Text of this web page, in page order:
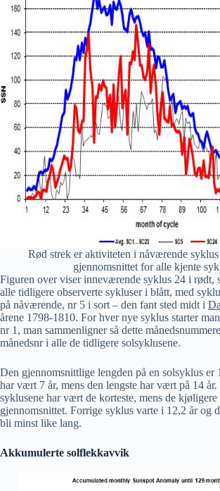
Rød strek er aktiviteten i nåværende
gjennomsnittet for alle kjente
Figuren over viser inneværende syklus 24 i rødt,
alle tidligere observerte sykluser i blått, med
på nåværende, nr 5 i sort – den fant sted midt i
årene 1798-1810. For hver nye syklus starter
nr 1, man sammenligner så dette
månedsnr i alle de tidligere solsyklusene.
Den gjennomsnittlige lengden på en solsyklus er
har vært 7 år, mens den lengste har vært på 14 år.
syklusene har vært de korteste, mens de kjøligere
gjennomsnittet. Forrige syklus varte i 12,2 år og
bli minst like lang.
Akkumulerte solflekkavvik